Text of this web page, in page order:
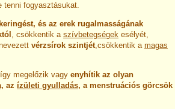
tenni fogyasztásukat.
és az erek rugalmasságának
, csökkentik a szívbetegségek esé­lyét,
vérzsírok szintjét,csökkentik a magas
megelőzik vagy enyhítik az olyan
, az ízületi gyulladás, a menstruációs görcsök